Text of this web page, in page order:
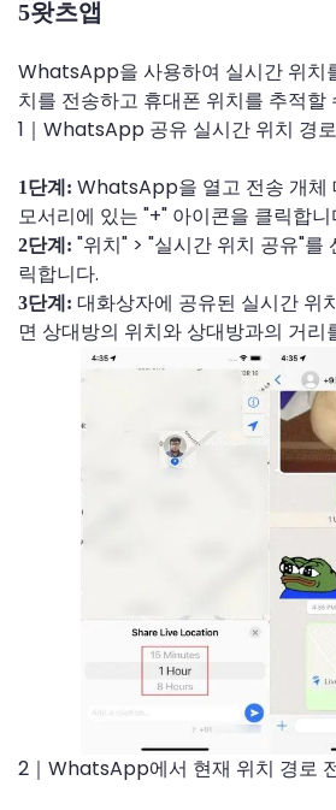
5왓츠앱
WhatsApp을 사용하여 실시간 위치
치를 전송하고 휴대폰 위치를 추적할
1｜WhatsApp 공유 실시간 위치 경로
1단계: WhatsApp을 열고 전송 개체
모서리에 있는 "+" 아이콘을 클릭합니
2단계: "위치" > "실시간 위치 공유"를
릭합니다.
3단계: 대화상자에 공유된 실시간 위
면 상대방의 위치와 상대방과의 거리
2｜WhatsApp에서 현재 위치 경로